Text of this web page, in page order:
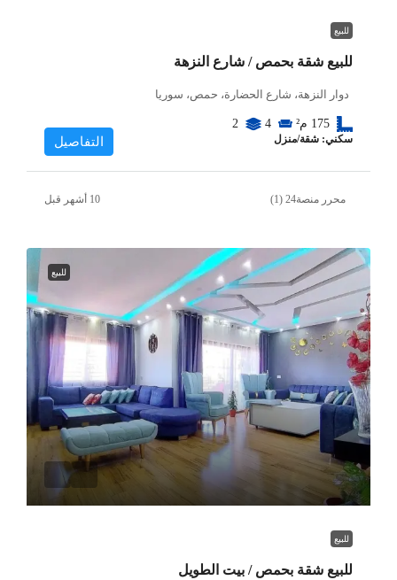
للبيع
للبيع شقة بحمص / شارع النزهة
دوار النزهة، شارع الحضارة، حمص، سوريا
175 م² 4
2
سكني: شقة/منزل التفاصيل
محرر منصة24 (1)
للبيع
للبيع
للبيع شقة بحمص / بيت الطويل